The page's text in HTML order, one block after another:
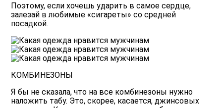
Поэтому, если хочешь ударить в самое сердце,
залезай в любимые «сигареты» со средней
посадкой.
КОМБИНЕЗОНЫ
Я бы не сказала, что на все комбинезоны нужно
наложить табу. Это, скорее, касается, джинсовых